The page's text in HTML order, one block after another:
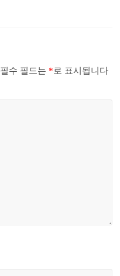
필수 필드는 *로 표시됩니다